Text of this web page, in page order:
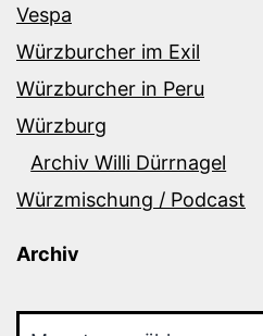
Vespa
Würzburcher im Exil
Würzburcher in Peru
Würzburg
Archiv Willi Dürrnagel
Würzmischung / Podcast
Archiv